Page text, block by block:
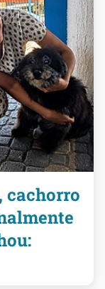
cachorro